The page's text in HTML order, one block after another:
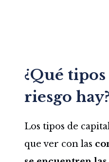
¿Qué
riesgo hay?
Los tipos de
que ver con las